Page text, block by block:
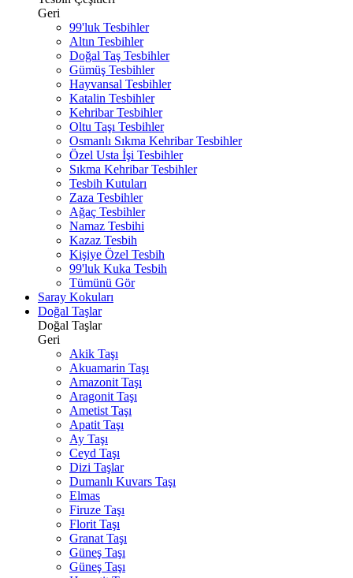
Geri
99'luk Tesbihler
Altın Tesbihler
Doğal Taş Tesbihler
Gümüş Tesbihler
Hayvansal Tesbihler
Katalin Tesbihler
Kehribar Tesbihler
Oltu Taşı Tesbihler
Osmanlı Sıkma Kehribar Tesbihler
Özel Usta İşi Tesbihler
Sıkma Kehribar Tesbihler
Tesbih Kutuları
Zaza Tesbihler
Ağaç Tesbihler
Namaz Tesbihi
Kazaz Tesbih
Kişiye Özel Tesbih
99'luk Kuka Tesbih
Tümünü Gör
Saray Kokuları
Doğal Taşlar
Doğal Taşlar
Geri
Akik Taşı
Akuamarin Taşı
Amazonit Taşı
Aragonit Taşı
Ametist Taşı
Apatit Taşı
Ay Taşı
Ceyd Taşı
Dizi Taşlar
Dumanlı Kuvars Taşı
Elmas
Firuze Taşı
Florit Taşı
Granat Taşı
Güneş Taşı
Güneş Taşı